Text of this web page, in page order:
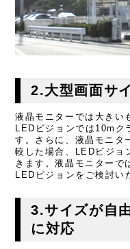
2.大型画面サ
液晶モニターでは大きい
LEDビジョンでは10m
す。さらに、液晶モニタ
較した場合、LEDビジョ
きます。液晶モニターで
LEDビジョンをご検討い
3.サイズが自
に対応